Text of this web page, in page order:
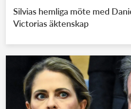
Silvias hemliga möte med
Victorias äktenskap